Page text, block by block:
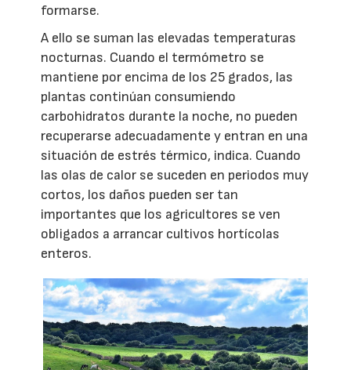
formarse.
A ello se suman las elevadas temperaturas
nocturnas. Cuando el termómetro se
mantiene por encima de los 25 grados, las
plantas continúan consumiendo
carbohidratos durante la noche, no pueden
recuperarse adecuadamente y entran en una
situación de estrés térmico, indica. Cuando
las olas de calor se suceden en periodos muy
cortos, los daños pueden ser tan
importantes que los agricultores se ven
obligados a arrancar cultivos hortícolas
enteros.